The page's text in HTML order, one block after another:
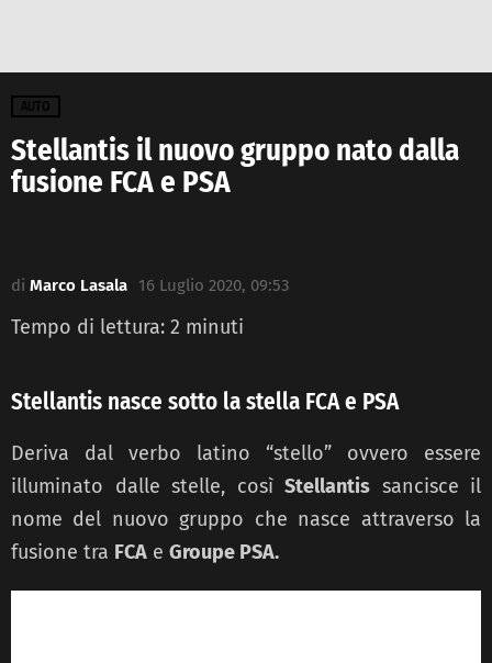
AUTO
Stellantis il nuovo gruppo nato dalla
fusione FCA e PSA
di Marco Lasala 16 Luglio 2020, 09:53
Tempo di lettura: 2 minuti
Stellantis nasce sotto la stella FCA e PSA
Deriva dal verbo latino “stello” ovvero essere
illuminato dalle stelle, così Stellantis sancisce il
nome del nuovo gruppo che nasce attraverso la
fusione tra FCA e Groupe PSA.